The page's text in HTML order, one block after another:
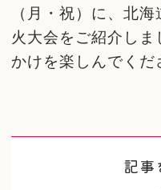
（月・祝）に、北
火大会をご紹介し
かけを楽しんでくだ
記事